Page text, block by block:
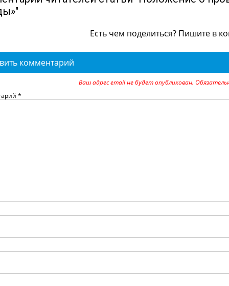
Есть чем поделиться? Пишите в
комментарий
Ваш адрес email не будет опубликован.
*